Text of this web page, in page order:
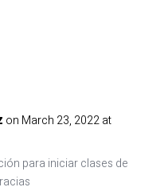
on March 23, 2022 at
para iniciar clases de